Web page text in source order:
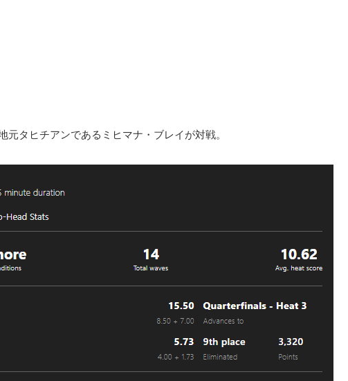
タヒチアンであるミヒマナ・ブレイが対戦。